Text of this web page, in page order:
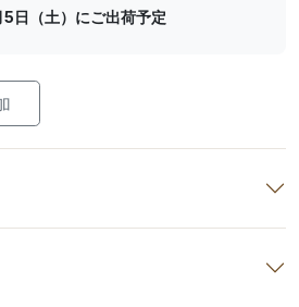
日（土）にご出荷予定